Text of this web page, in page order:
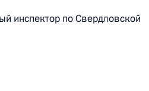
по поручению
инспектор по Свердловской